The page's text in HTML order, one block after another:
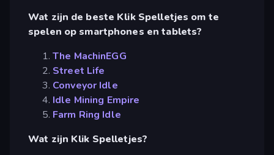
Wat zijn de beste Klik Spelletjes om te
spelen op smartphones en tablets?
The MachinEGG
Street Life
Conveyor Idle
Idle Mining Empire
Farm Ring Idle
Wat zijn Klik Spelletjes?